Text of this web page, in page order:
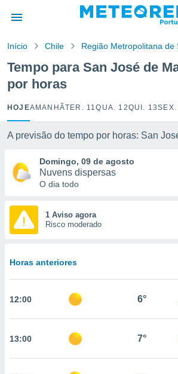
da
foi
para
fornecidas
a este
e
digital
ou
permite-
Início Chile Região Metropolitana de
Tempo para San José de
por horas
HOJEAMANHÃTER. 11QUA. 12QUI. 13
A previsão do tempo por horas: San
Domingo, 09 de agosto
Nuvens dispersas
O dia todo
1 Aviso agora
Risco moderado
Horas anteriores
12:00 6°
13:00 7°